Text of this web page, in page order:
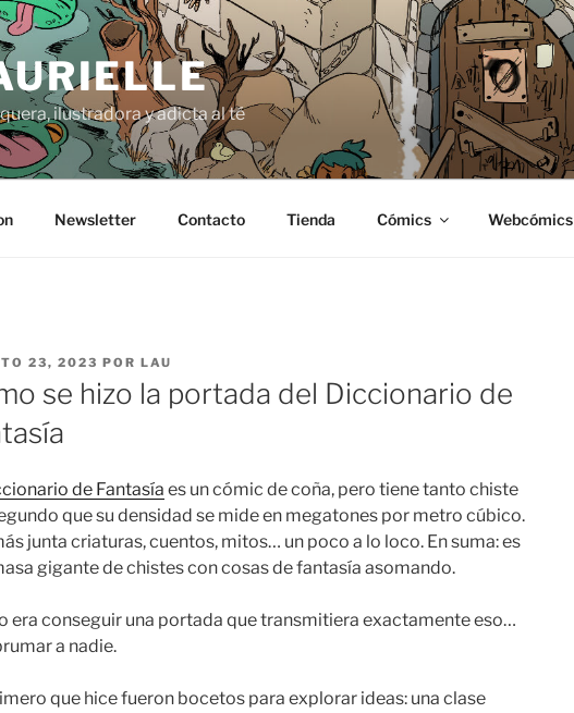
ilustradora y adicta al té
Newsletter Contacto Tienda Cómics Webcómics
23, 2023 POR LAU
se hizo la portada del Diccionario de
de Fantasía es un cómic de coña, pero tiene tanto chiste
que su densidad se mide en megatones por metro cúbico.
junta criaturas, cuentos, mitos… un poco a lo loco. En suma: es
gigante de chistes con cosas de fantasía asomando.
era conseguir una portada que transmitiera exactamente eso…
a nadie.
que hice fueron bocetos para explorar ideas: una clase